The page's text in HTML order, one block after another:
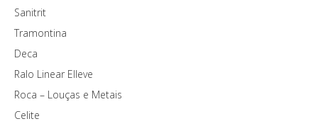
Sanitrit
Tramontina
Deca
Ralo Linear Elleve
Roca – Louças e Metais
Celite